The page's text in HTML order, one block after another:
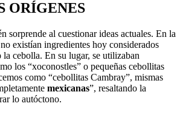
ORÍGENES
sorprende al cuestionar ideas actuales. En la
no existían ingredientes hoy considerados
cebolla. En su lugar, se utilizaban
los “xoconostles” o pequeñas cebollitas
como “cebollitas Cambray”, mismas
mexicanas”, resaltando la
lo autóctono.